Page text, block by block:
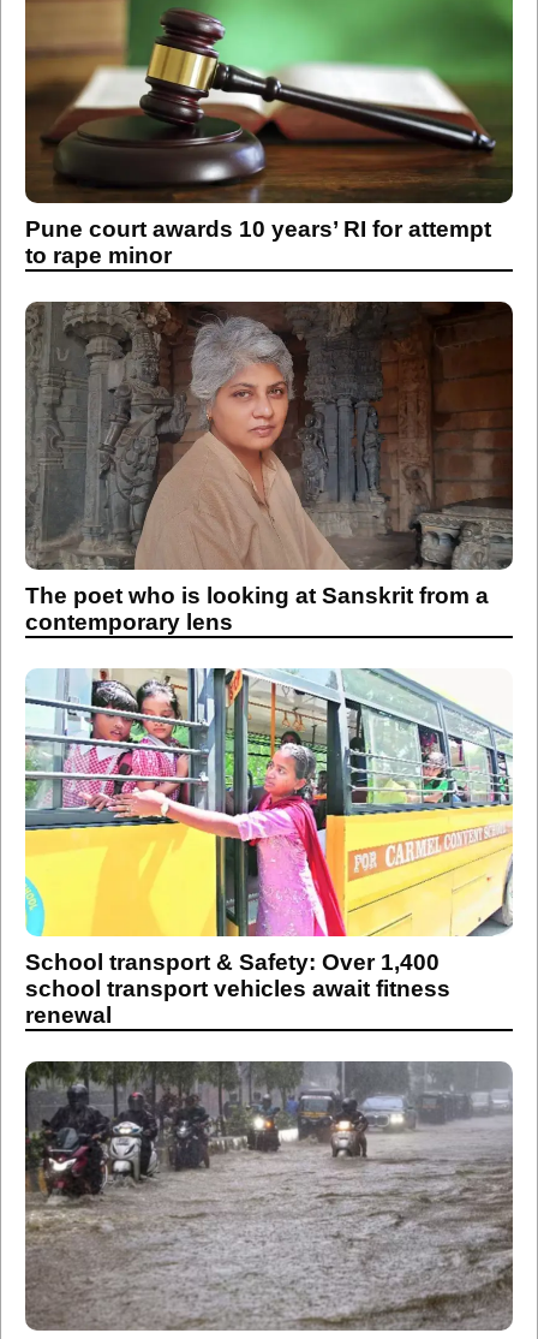
Pune court awards 10 years’ RI for attempt
to rape minor
The poet who is looking at Sanskrit from a
contemporary lens
School transport & Safety: Over 1,400
school transport vehicles await fitness
renewal